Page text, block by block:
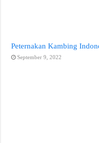
Peternakan Kambing
September 9, 2022